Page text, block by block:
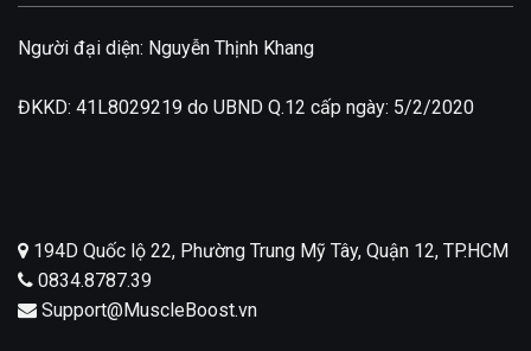
Người đại diện: Nguyễn Thịnh Khang
ĐKKD: 41L8029219 do UBND Q.12 cấp ngày: 5/2/2020
194D Quốc lộ 22, Phường Trung Mỹ Tây, Quận 12, TP.HCM
0834.8787.39
Support@MuscleBoost.vn